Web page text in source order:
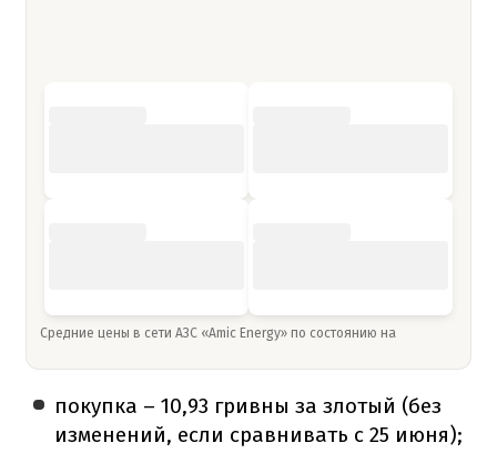
Средние цены в сети АЗС «Amic Energy» по состоянию на
покупка – 10,93 гривны за злотый (без
изменений, если сравнивать с 25 июня);